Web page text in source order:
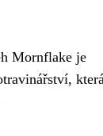
Mornflake je